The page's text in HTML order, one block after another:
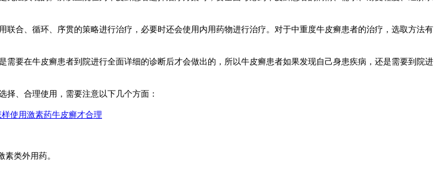
合、循环、序贯的策略进行治疗，必要时还会使用内用药物进行治疗。对于中重度牛皮癣患者的治疗，选取方法有
要在牛皮癣患者到院进行全面详细的诊断后才会做出的，所以牛皮癣患者如果发现自己身患疾病，还是需要到院进
、合理使用，需要注意以下几个方面：
类外用药。